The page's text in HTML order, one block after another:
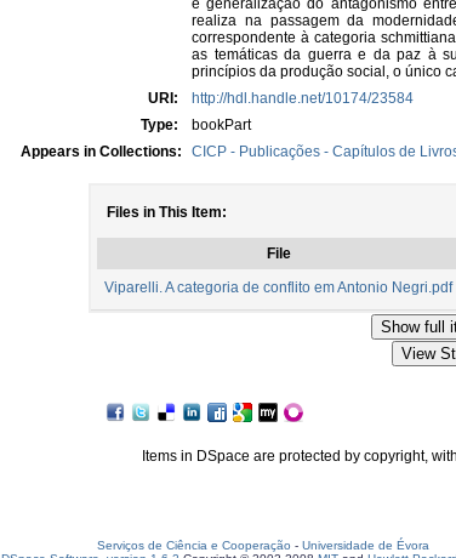
e generalização do antagonismo
realiza na passagem da
correspondente à categoria
as temáticas da guerra e da paz à
princípios da produção social, o único
URI:
http://hdl.handle.net/10174/23584
Type:
bookPart
Appears in Collections:
CICP - Publicações - Capítulos de
Files in This Item:
File
Viparelli. A categoria de conflito em Antonio Negri.pdf
Items in DSpace are protected by copyright,
Serviços de Ciência e Cooperação - Universidade de Évora